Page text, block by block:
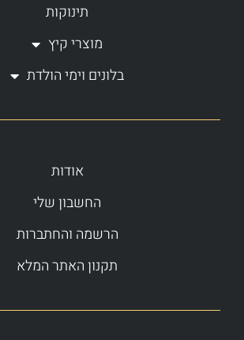
תינוקות
מוצרי קיץ
בלונים וימי הולדת
אודות
החשבון שלי
הרשמה והחתברות
תקנון האתר המלא